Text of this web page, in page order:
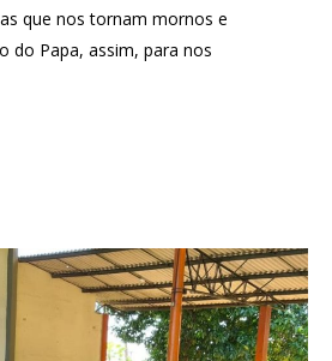
que nos tornam mornos e
do Papa, assim, para nos